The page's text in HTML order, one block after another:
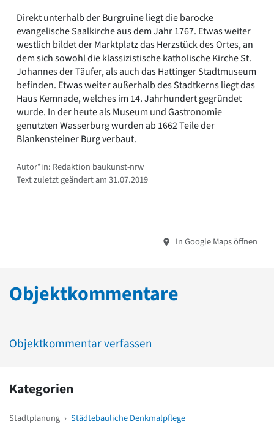
Direkt unterhalb der Burgruine liegt die barocke
evangelische Saalkirche aus dem Jahr 1767. Etwas weiter
westlich bildet der Marktplatz das Herzstück des Ortes, an
dem sich sowohl die klassizistische katholische Kirche St.
Johannes der Täufer, als auch das Hattinger Stadtmuseum
befinden. Etwas weiter außerhalb des Stadtkerns liegt das
Haus Kemnade, welches im 14. Jahrhundert gegründet
wurde. In der heute als Museum und Gastronomie
genutzten Wasserburg wurden ab 1662 Teile der
Blankensteiner Burg verbaut.
Autor*in: Redaktion baukunst-nrw
Text zuletzt geändert am 31.07.2019
In Google Maps öffnen
Objektkommentare
Objektkommentar verfassen
Kategorien
Stadtplanung › Städtebauliche Denkmalpflege